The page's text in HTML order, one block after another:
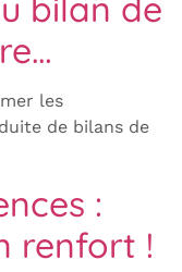
bilan de
les
de bilans de
:
renfort !